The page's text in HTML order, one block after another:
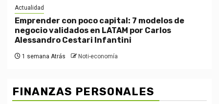
Actualidad
Emprender con poco capital: 7 modelos de
negocio validados en LATAM por Carlos
Alessandro Cestari Infantini
1 semana Atrás Noti-economía
FINANZAS PERSONALES